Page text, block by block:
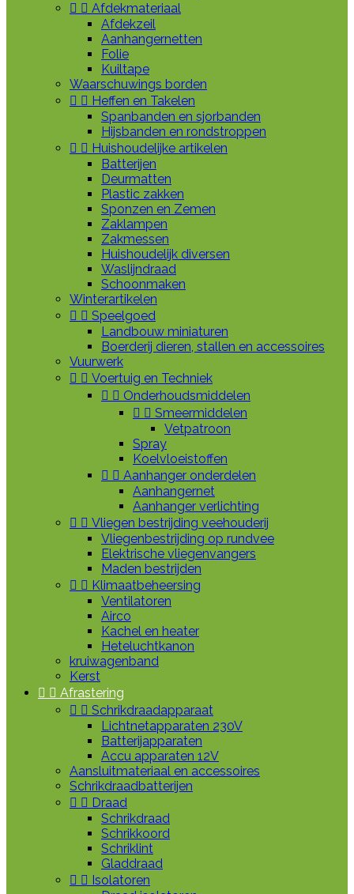
  Afdekmateriaal
Afdekzeil
Aanhangernetten
Folie
Kuiltape
Waarschuwings borden
  Heffen en Takelen
Spanbanden en sjorbanden
Hijsbanden en rondstroppen
  Huishoudelijke artikelen
Batterijen
Deurmatten
Plastic zakken
Sponzen en Zemen
Zaklampen
Zakmessen
Huishoudelijk diversen
Waslijndraad
Schoonmaken
Winterartikelen
  Speelgoed
Landbouw miniaturen
Boerderij dieren, stallen en accessoires
Vuurwerk
  Voertuig en Techniek
  Onderhoudsmiddelen
  Smeermiddelen
Vetpatroon
Spray
Koelvloeistoffen
  Aanhanger onderdelen
Aanhangernet
Aanhanger verlichting
  Vliegen bestrijding veehouderij
Vliegenbestrijding op rundvee
Elektrische vliegenvangers
Maden bestrijden
  Klimaatbeheersing
Ventilatoren
Airco
Kachel en heater
Heteluchtkanon
kruiwagenband
Kerst
  Afrastering
  Schrikdraadapparaat
Lichtnetapparaten 230V
Batterijapparaten
Accu apparaten 12V
Aansluitmateriaal en accessoires
Schrikdraadbatterijen
  Draad
Schrikdraad
Schrikkoord
Schriklint
Gladdraad
  Isolatoren